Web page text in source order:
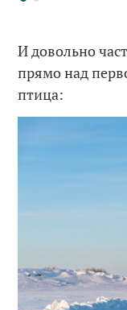
И довольно
прямо над
птица: